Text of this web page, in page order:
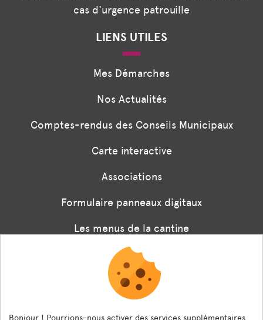
cas d'urgence patrouille
LIENS UTILES
Mes Démarches
Nos Actualités
Comptes-rendus des Conseils Municipaux
Carte interactive
Associations
Formulaire panneaux digitaux
Les menus de la cantine
Documents règlementaires
ESPACE AGENT
Bonjour ! Pourrions-nous activer des services supplémentaires